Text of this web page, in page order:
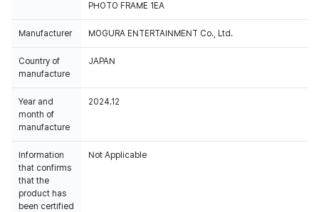
PHOTO FRAME 1EA
Manufacturer MOGURA ENTERTAINMENT Co., Ltd.
Country of
manufacture
JAPAN
Year and
month of
manufacture
2024.12
Information
that confirms
that the
product has
been certified
Not Applicable